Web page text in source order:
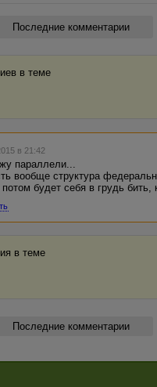
Последние комментарии
в темe
в 21:42
параллели...
вообще структура
будет себя в грудь бить,
в темe
Последние комментарии